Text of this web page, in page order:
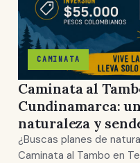
CAMINATA
Caminata al
Cundinamarca:
naturaleza y
¿Buscas planes de
Caminata al Tambo en